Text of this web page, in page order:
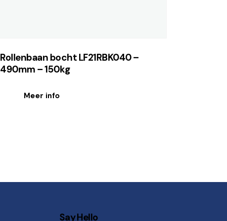
Rollenbaan bocht LF21RBK040 –
490mm – 150kg
Meer info
Say Hello